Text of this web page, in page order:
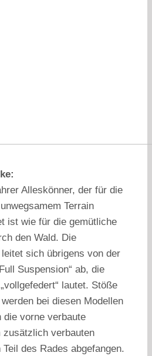
Alleskönner, der für die
Terrain
ist wie für die gemütliche
den Wald. Die
leitet sich übrigens von der
Suspension“ ab, die
lautet. Stöße
bei diesen Modellen
die vorne verbaute
zusätzlich verbauten
des Rades abgefangen.